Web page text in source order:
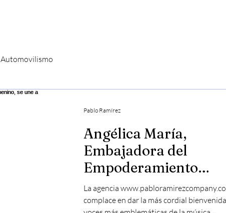
Automovilismo
Angélica María,
Embajadora del
Empoderamiento
Femenino, se une a
La agencia
complace en dar la más cordial
Pablo Ramírez